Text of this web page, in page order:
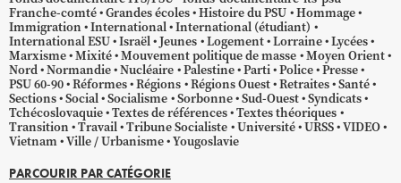
Franche-comté Grandes écoles Histoire du PSU Hommage
Immigration International International (étudiant)
International ESU Israël Jeunes Logement Lorraine Lycées
Marxisme Mixité Mouvement politique de masse Moyen Orient
Nord Normandie Nucléaire Palestine Parti Police Presse
PSU 60-90 Réformes Régions Régions Ouest Retraites Santé
Sections Social Socialisme Sorbonne Sud-Ouest Syndicats
Tchécoslovaquie Textes de références Textes théoriques
Transition Travail Tribune Socialiste Université URSS VIDEO
Vietnam Ville / Urbanisme Yougoslavie
PARCOURIR PAR CATÉGORIE